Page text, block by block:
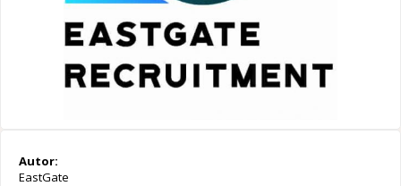
Autor:
EastGate